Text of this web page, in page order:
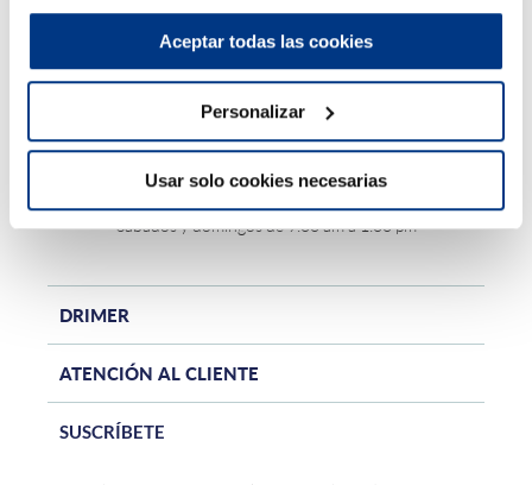
Aceptar todas las cookies
Personalizar
Usar solo cookies necesarias
Central teléfonica - (01) 705-2299
Horario de atención online:
Sábados y domingos de 9:00 am a 1:00 pm
DRIMER
ATENCIÓN AL CLIENTE
SUSCRÍBETE